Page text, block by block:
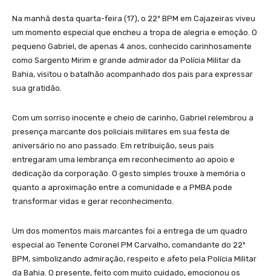
Na manhã desta quarta-feira (17), o 22º BPM em Cajazeiras viveu
um momento especial que encheu a tropa de alegria e emoção. O
pequeno Gabriel, de apenas 4 anos, conhecido carinhosamente
como Sargento Mirim e grande admirador da Polícia Militar da
Bahia, visitou o batalhão acompanhado dos pais para expressar
sua gratidão.
Com um sorriso inocente e cheio de carinho, Gabriel relembrou a
presença marcante dos policiais militares em sua festa de
aniversário no ano passado. Em retribuição, seus pais
entregaram uma lembrança em reconhecimento ao apoio e
dedicação da corporação. O gesto simples trouxe à memória o
quanto a aproximação entre a comunidade e a PMBA pode
transformar vidas e gerar reconhecimento.
Um dos momentos mais marcantes foi a entrega de um quadro
especial ao Tenente Coronel PM Carvalho, comandante do 22º
BPM, simbolizando admiração, respeito e afeto pela Polícia Militar
da Bahia. O presente, feito com muito cuidado, emocionou os